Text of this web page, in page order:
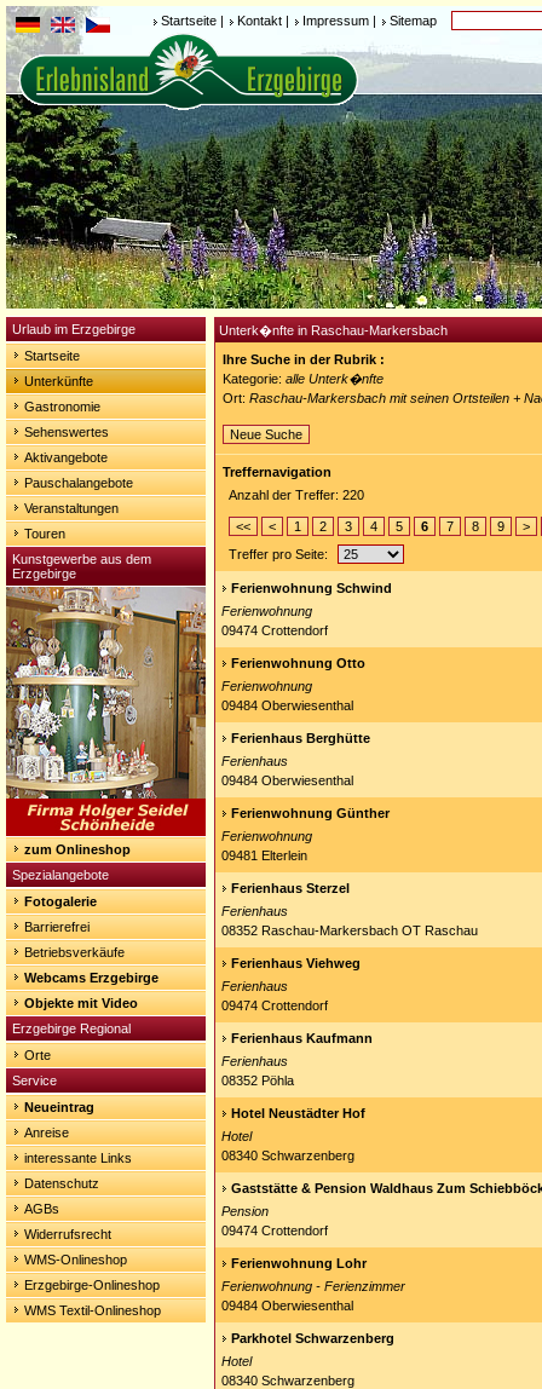
Startseite | Kontakt | Impressum | Sitemap
Urlaub im Erzgebirge
Startseite
Unterkünfte
Gastronomie
Sehenswertes
Aktivangebote
Pauschalangebote
Veranstaltungen
Touren
Kunstgewerbe aus dem
Erzgebirge
zum Onlineshop
Spezialangebote
Fotogalerie
Barrierefrei
Betriebsverkäufe
Webcams Erzgebirge
Objekte mit Video
Erzgebirge Regional
Orte
Service
Neueintrag
Anreise
interessante Links
Datenschutz
AGBs
Widerrufsrecht
WMS-Onlineshop
Erzgebirge-Onlineshop
WMS Textil-Onlineshop
Unterk�nfte in Raschau-Markersbach
Ihre Suche in der Rubrik :
Kategorie: alle Unterk�nfte
Ort: Raschau-Markersbach mit seinen Ortsteilen +
Neue Suche
Treffernavigation
Anzahl der Treffer: 220
<< < 1 2 3 4 5 6 7 8 9
>
Treffer pro Seite:
Ferienwohnung Schwind
Ferienwohnung
09474 Crottendorf
Ferienwohnung Otto
Ferienwohnung
09484 Oberwiesenthal
Ferienhaus Berghütte
Ferienhaus
09484 Oberwiesenthal
Ferienwohnung Günther
Ferienwohnung
09481 Elterlein
Ferienhaus Sterzel
Ferienhaus
08352 Raschau-Markersbach OT Raschau
Ferienhaus Viehweg
Ferienhaus
09474 Crottendorf
Ferienhaus Kaufmann
Ferienhaus
08352 Pöhla
Hotel Neustädter Hof
Hotel
08340 Schwarzenberg
Gaststätte & Pension Waldhaus Zum
Pension
09474 Crottendorf
Ferienwohnung Lohr
Ferienwohnung - Ferienzimmer
09484 Oberwiesenthal
Parkhotel Schwarzenberg
Hotel
08340 Schwarzenberg